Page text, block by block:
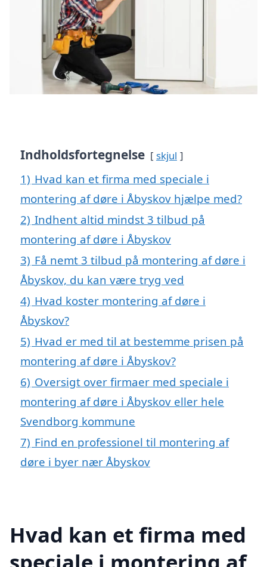
Indholdsfortegnelse skjul
1) Hvad kan et firma med speciale i
montering af døre i Åbyskov hjælpe med?
2) Indhent altid mindst 3 tilbud på
montering af døre i Åbyskov
3) Få nemt 3 tilbud på montering af døre i
Åbyskov, du kan være tryg ved
4) Hvad koster montering af døre i
Åbyskov?
5) Hvad er med til at bestemme prisen på
montering af døre i Åbyskov?
6) Oversigt over firmaer med speciale i
montering af døre i Åbyskov eller hele
Svendborg kommune
7) Find en professionel til montering af
døre i byer nær Åbyskov
Hvad kan et firma med